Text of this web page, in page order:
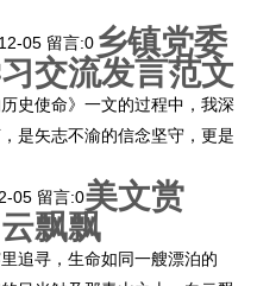
05 留言:0 乡镇党委
交流发言范文
史使命》一文的过程中，我深
是矢志不渝的信念坚守，更是
05 留言:0美文赏
飘飘
追寻，生命如同一艘漂泊的